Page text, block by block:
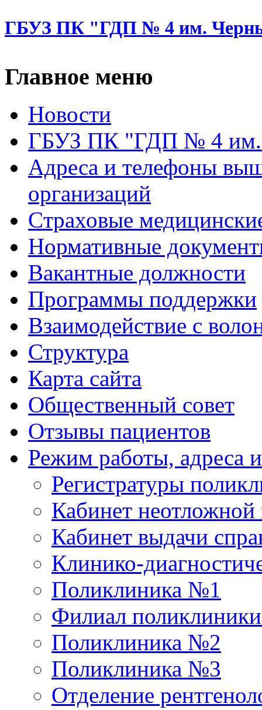
ГБУЗ ПК "ГДП № 4 им.
Главное меню
Новости
ГБУЗ ПК "ГДП № 4
Адреса и телефоны
организаций
Cтраховые
Нормативные
Вакантные должности
Программы поддержки
Взаимодействие с
Структура
Карта сайта
Общественный совет
Отзывы пациентов
Режим работы, адреса
Регистратуры
Кабинет
Кабинет выдачи
Клинико-
Поликлиника №1
Филиал
Поликлиника №2
Поликлиника №3
Отделение